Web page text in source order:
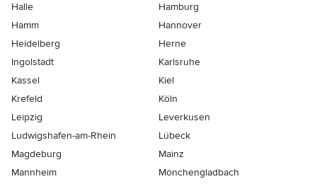
Halle
Hamburg
Hamm
Hannover
Heidelberg
Herne
Ingolstadt
Karlsruhe
Kassel
Kiel
Krefeld
Köln
Leipzig
Leverkusen
Ludwigshafen-am-Rhein
Lübeck
Magdeburg
Mainz
Mannheim
Mönchen­gladbach